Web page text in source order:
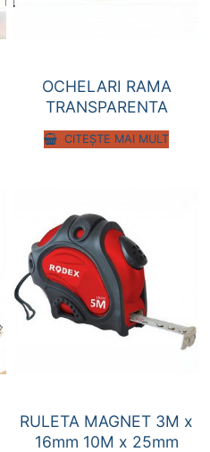
OCHELARI RAMA
TRANSPARENTA
CITEȘTE MAI MULT
RULETA MAGNET 3M x
16mm 10M x 25mm